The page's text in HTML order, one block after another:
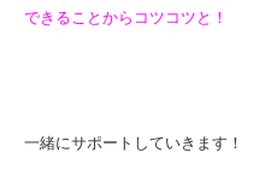
できることからコツコツと！
一緒にサポートしていきます！